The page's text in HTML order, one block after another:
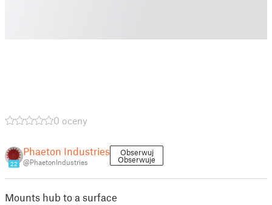
0 oceny
22
Phaeton Industries
@PhaetonIndustries
Obserwuj
Obserwuje
Mounts hub to a surface